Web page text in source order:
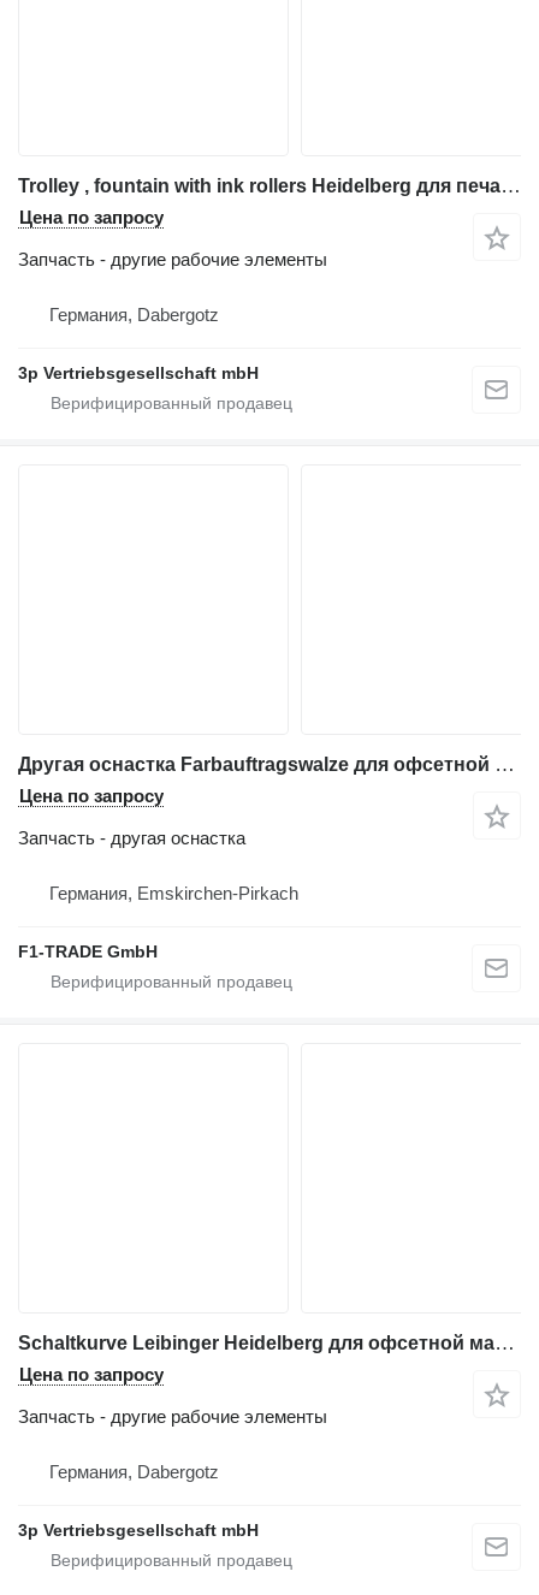
Trolley , fountain with ink rollers Heidelberg для печатного оборудования Heidelberg PM 46 QM 46
Цена по запросу
Запчасть - другие рабочие элементы
Германия, Dabergotz
3p Vertriebsgesellschaft mbH
Другая оснастка Farbauftragswalze для офсетной машины Heidelberg QM 46
Цена по запросу
Запчасть - другая оснастка
Германия, Emskirchen-Pirkach
F1-TRADE GmbH
Schaltkurve Leibinger Heidelberg для офсетной машины Heidelberg QM RH Part 41 433 303
Цена по запросу
Запчасть - другие рабочие элементы
Германия, Dabergotz
3p Vertriebsgesellschaft mbH